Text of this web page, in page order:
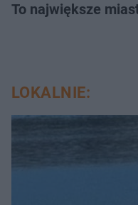
To największe
LOKALNIE: